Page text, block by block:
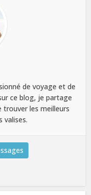
de voyage et de
ce blog, je partage
trouver les meilleurs
valises.